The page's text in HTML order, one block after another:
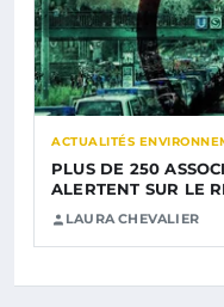
ACTUALITÉS
PLUS DE 250
ALERTENT SUR LE
LAURA CHEVALIER